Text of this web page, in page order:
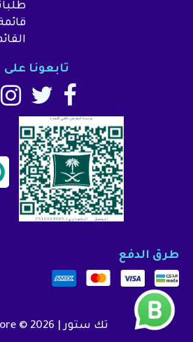
تابعونا على
طرق الدفع
تك ستور | TechStore © 2026